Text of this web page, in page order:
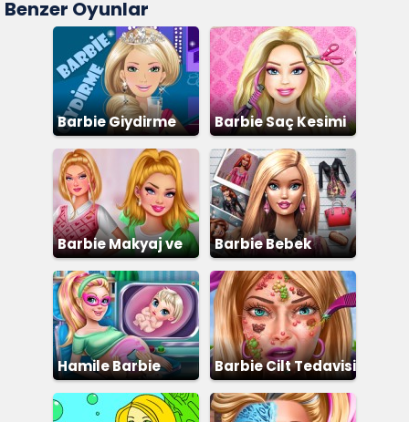
Benzer Oyunlar
Barbie Giydirme Barbie Saç Kesimi
Barbie Makyaj ve
Giydirme
Barbie Bebek
Giydirme
Hamile Barbie Barbie Cilt Tedavisi